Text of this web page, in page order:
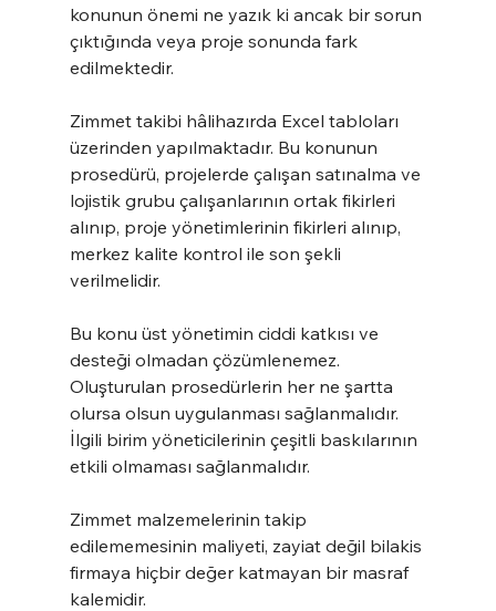
konunun önemi ne yazık ki ancak bir sorun
çıktığında veya proje sonunda fark
edilmektedir.
Zimmet takibi hâlihazırda Excel tabloları
üzerinden yapılmaktadır. Bu konunun
prosedürü, projelerde çalışan satınalma ve
lojistik grubu çalışanlarının ortak fikirleri
alınıp, proje yönetimlerinin fikirleri alınıp,
merkez kalite kontrol ile son şekli
verilmelidir.
Bu konu üst yönetimin ciddi katkısı ve
desteği olmadan çözümlenemez.
Oluşturulan prosedürlerin her ne şartta
olursa olsun uygulanması sağlanmalıdır.
İlgili birim yöneticilerinin çeşitli baskılarının
etkili olmaması sağlanmalıdır.
Zimmet malzemelerinin takip
edilememesinin maliyeti, zayiat değil bilakis
firmaya hiçbir değer katmayan bir masraf
kalemidir.